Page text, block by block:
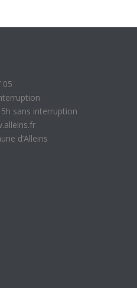
05
sans interruption
d’Alleins